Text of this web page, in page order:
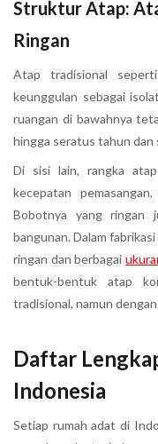
Struktur Atap:
Ringan
Atap tradisional
keunggulan sebagai
ruangan di bawahnya
hingga seratus tahun
Di sisi lain, rangka
kecepatan
Bobotnya yang ringan
bangunan. Dalam
ringan dan berbagai
bentuk-bentuk atap
tradisional, namun
Daftar
Indonesia
Setiap rumah adat di